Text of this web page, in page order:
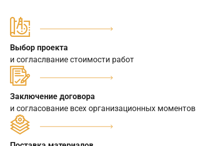
Выбор проекта
и согласлвание стоимости работ
Заключение договора
и согласование всех организационных моментов